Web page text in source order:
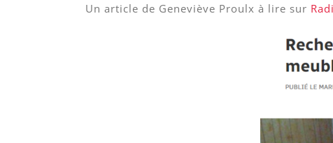
Un article de Geneviève Proulx à lire sur